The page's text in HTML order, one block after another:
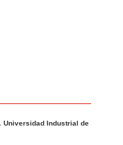
Universidad Industrial de